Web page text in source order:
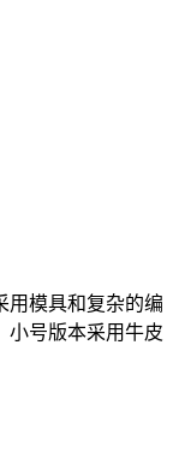
用模具和复杂的编
小号版本采用牛皮